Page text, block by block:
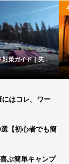
クラフトのおすすめ...
にはコレ。ワー
【初心者でも簡
ぶ簡単キャンプ